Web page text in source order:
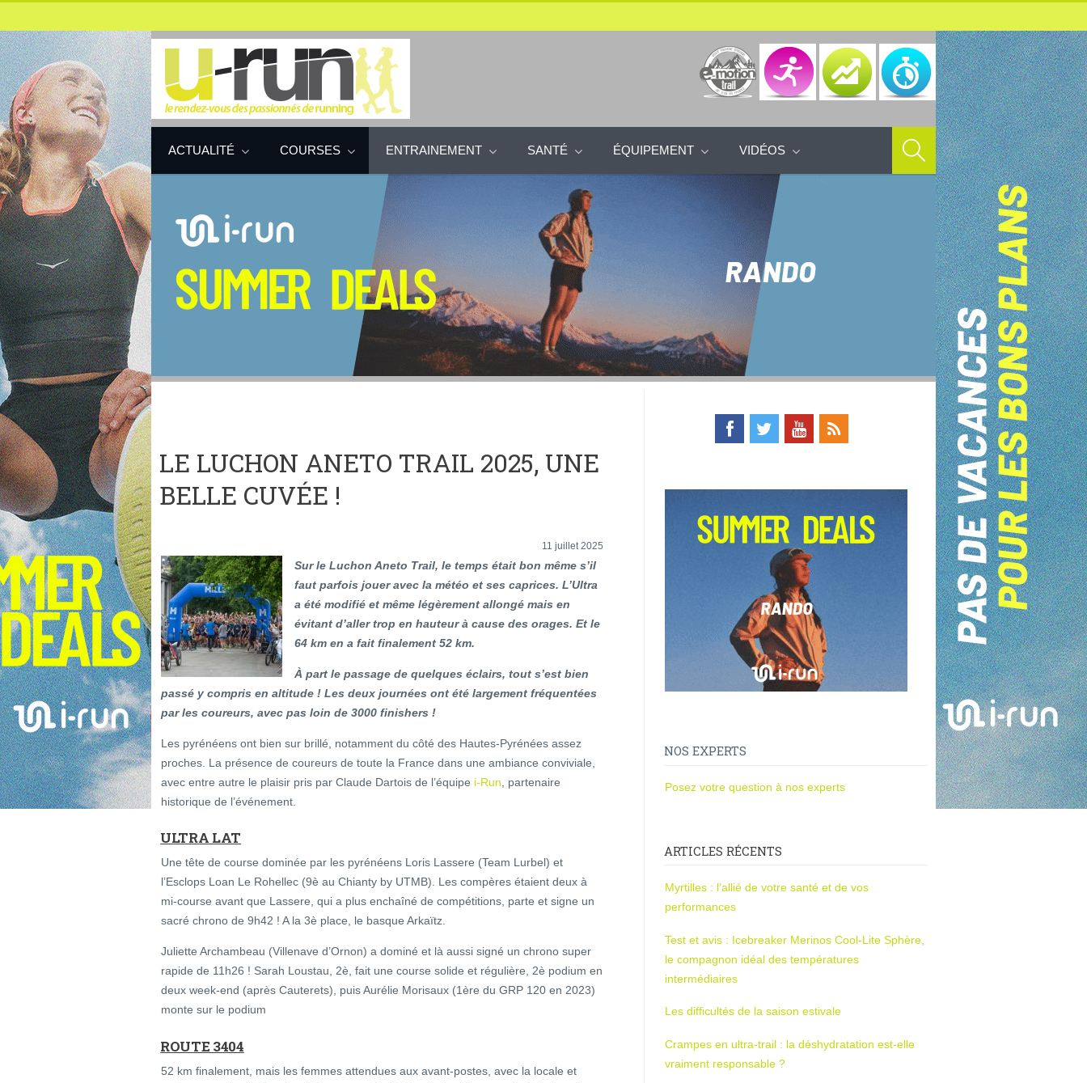
ACTUALITÉ COURSES ENTRAINEMENT SANTÉ ÉQUIPEMENT VIDÉOS
LE LUCHON ANETO TRAIL 2025, UNE
BELLE CUVÉE !
11 juillet 2025
Sur le Luchon Aneto Trail, le temps était bon même s’il
faut parfois jouer avec la météo et ses caprices. L’Ultra
a été modifié et même légèrement allongé mais en
évitant d’aller trop en hauteur à cause des orages. Et le
64 km en a fait finalement 52 km.
À part le passage de quelques éclairs, tout s’est bien
passé y compris en altitude ! Les deux journées ont été largement fréquentées
par les coureurs, avec pas loin de 3000 finishers !
Les pyrénéens ont bien sur brillé, notamment du côté des Hautes-Pyrénées assez
proches. La présence de coureurs de toute la France dans une ambiance conviviale,
avec entre autre le plaisir pris par Claude Dartois de l’équipe i-Run , partenaire
historique de l’événement.
ULTRA LAT
Une tête de course dominée par les pyrénéens Loris Lassere (Team Lurbel) et
l’Esclops Loan Le Rohellec (9è au Chianty by UTMB). Les compères étaient deux à
mi-course avant que Lassere, qui a plus enchaîné de compétitions, parte et signe un
sacré chrono de 9h42 ! A la 3è place, le basque Arkaïtz.
Juliette Archambeau (Villenave d’Ornon) a dominé et là aussi signé un chrono super
rapide de 11h26 ! Sarah Loustau, 2è, fait une course solide et régulière, 2è podium en
deux week-end (après Cauterets), puis Aurélie Morisaux (1ère du GRP 120 en 2023)
monte sur le podium
ROUTE 3404
52 km finalement, mais les femmes attendues aux avant-postes, avec la locale et
NOS EXPERTS
Posez votre question à nos experts
ARTICLES RÉCENTS
Myrtilles : l’allié de votre santé et de vos
performances
Test et avis : Icebreaker Merinos Cool-Lite Sphère,
le compagnon idéal des températures
intermédiaires
Les difficultés de la saison estivale
Crampes en ultra-trail : la déshydratation est-elle
vraiment responsable ?